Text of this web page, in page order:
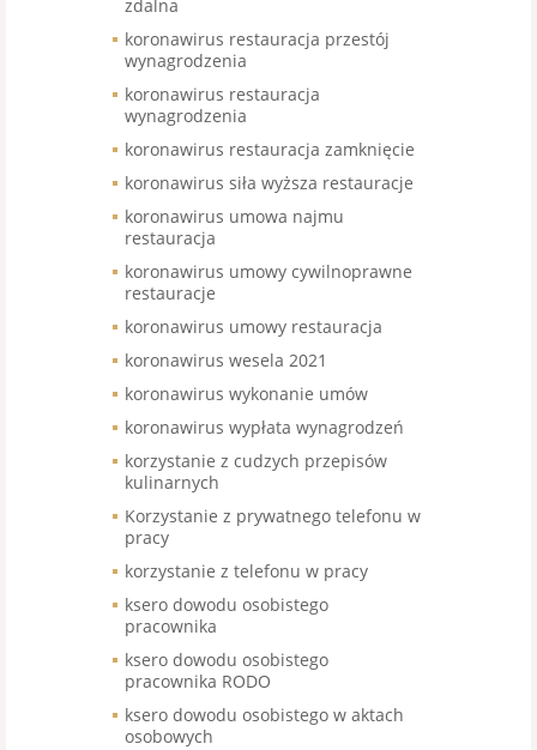
zdalna
koronawirus restauracja przestój
wynagrodzenia
koronawirus restauracja
wynagrodzenia
koronawirus restauracja zamknięcie
koronawirus siła wyższa restauracje
koronawirus umowa najmu
restauracja
koronawirus umowy cywilnoprawne
restauracje
koronawirus umowy restauracja
koronawirus wesela 2021
koronawirus wykonanie umów
koronawirus wypłata wynagrodzeń
korzystanie z cudzych przepisów
kulinarnych
Korzystanie z prywatnego telefonu w
pracy
korzystanie z telefonu w pracy
ksero dowodu osobistego
pracownika
ksero dowodu osobistego
pracownika RODO
ksero dowodu osobistego w aktach
osobowych